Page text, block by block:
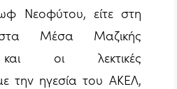
Νεοφύτου, είτε στη
Μέσα Μαζικής
και οι λεκτικές
την ηγεσία του ΑΚΕΛ,